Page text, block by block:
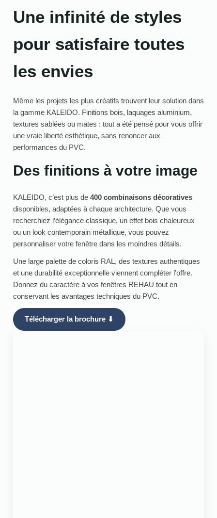
Une infinité de styles
pour satisfaire toutes
les envies
Même les projets les plus créatifs trouvent leur solution dans
la gamme KALEIDO. Finitions bois, laquages aluminium,
textures sablées ou mates : tout a été pensé pour vous offrir
une vraie liberté esthétique, sans renoncer aux
performances du PVC.
Des finitions à votre image
KALEIDO, c’est plus de 400 combinaisons décoratives
disponibles, adaptées à chaque architecture. Que vous
recherchiez l’élégance classique, un effet bois chaleureux
ou un look contemporain métallique, vous pouvez
personnaliser votre fenêtre dans les moindres détails.
Une large palette de coloris RAL, des textures authentiques
et une durabilité exceptionnelle viennent compléter l’offre.
Donnez du caractère à vos fenêtres REHAU tout en
conservant les avantages techniques du PVC.
Télécharger la brochure ⬇